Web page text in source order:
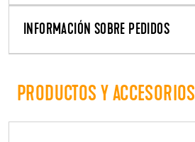
INFORMACIÓN SOBRE PEDIDOS
PRODUCTOS Y ACCESORIOS